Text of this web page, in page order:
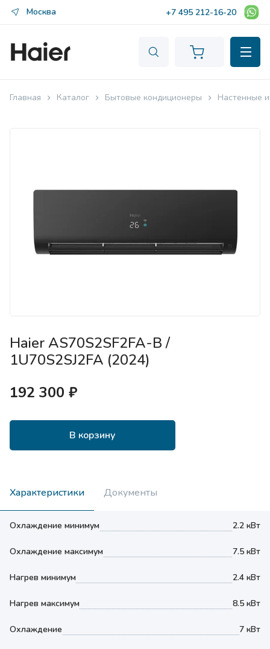
Москва +7 495 212-16-20
Главная Каталог Бытовые кондиционеры Настенные
Haier AS70S2SF2FA-B /
1U70S2SJ2FA (2024)
192 300 ₽
В корзину
Характеристики Документы
Охлаждение минимум 2.2 кВт
Охлаждение максимум 7.5 кВт
Нагрев минимум 2.4 кВт
Нагрев максимум 8.5 кВт
Охлаждение 7 кВт